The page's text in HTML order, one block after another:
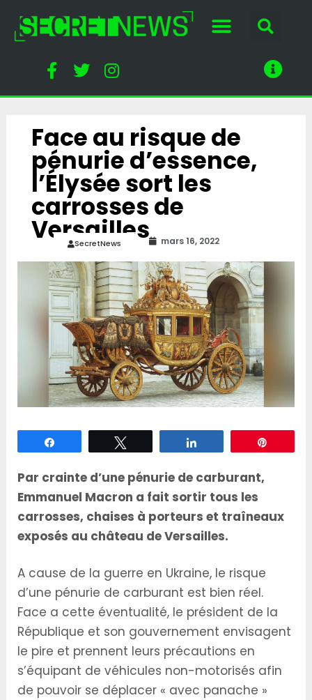
Face au risque de
pénurie d’essence,
l’Élysée sort les
carrosses de
Versailles
SecretNews mars 16, 2022
Par crainte d’une pénurie de carburant,
Emmanuel Macron a fait sortir tous les
carrosses, chaises à porteurs et traîneaux
exposés au château de Versailles.
A cause de la guerre en Ukraine, le risque
d’une pénurie de carburant est bien réel.
Face a cette éventualité, le président de la
République et son gouvernement envisagent
le pire et prennent leurs précautions en
s’équipant de véhicules non-motorisés afin
de pouvoir se déplacer « avec panache »